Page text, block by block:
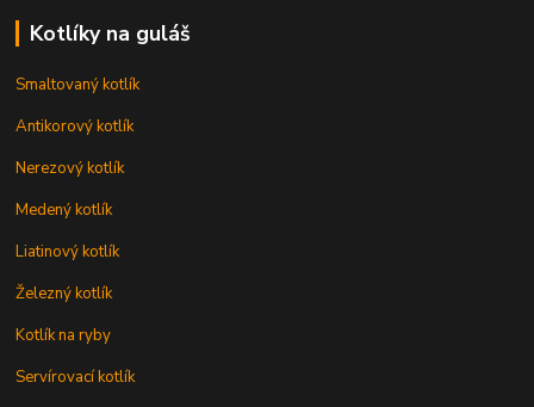
Kotlíky na guláš
Smaltovaný kotlík
Antikorový kotlík
Nerezový kotlík
Medený kotlík
Liatinový kotlík
Železný kotlík
Kotlík na ryby
Servírovací kotlík